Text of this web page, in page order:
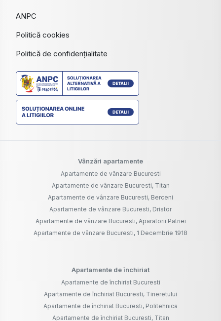
ANPC
Politică cookies
Politică de confidențialitate
Vânzări apartamente
Apartamente de vânzare Bucuresti
Apartamente de vânzare Bucuresti, Titan
Apartamente de vânzare Bucuresti, Berceni
Apartamente de vânzare Bucuresti, Dristor
Apartamente de vânzare Bucuresti, Aparatorii Patriei
Apartamente de vânzare Bucuresti, 1 Decembrie 1918
Apartamente de închiriat
Apartamente de închiriat Bucuresti
Apartamente de închiriat Bucuresti, Tineretului
Apartamente de închiriat Bucuresti, Politehnica
Apartamente de închiriat Bucuresti, Titan